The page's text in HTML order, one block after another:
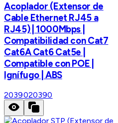
Acoplador (Extensor de
Cable Ethernet RJ45 a
RJ45) | 1000Mbps |
Compatibilidad con Cat7
Cat6A Cat6 Cat5e |
Compatible con POE |
Ignífugo | ABS
2039020390